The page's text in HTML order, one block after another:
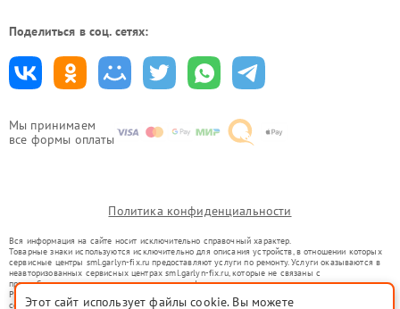
Мы принимаем
все формы оплаты
Поделиться в соц. сетях:
Политика конфиденциальности
Вся информация на сайте носит исключительно справочный характер.
Товарные знаки используются исключительно для описания устройств, в отношении которых
сервисные центры sml.garlyn-fix.ru предоставляют услуги по ремонту. Услуги оказываются в
неавторизованных сервисных центрах sml.garlyn-fix.ru, которые не связаны с
правообладателями товарных знаков или их официальными представителями.
Ремонт осуществляется для устройств, уже введенных в гражданский оборот в соответствии
со статьей 1487 ГК РФ.
Этот сайт использует файлы cookie. Вы можете